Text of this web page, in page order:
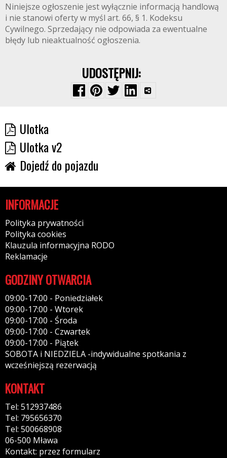
Niniejsze ogłoszenie jest wyłącznie informacją handlową
i nie stanowi oferty w myśl art. 66, § 1. Kodeksu
Cywilnego. Sprzedający nie odpowiada za ewentualne
błędy lub nieaktualność ogłoszenia.
UDOSTĘPNIJ:
Ulotka
Ulotka v2
Dojedź do pojazdu
INFORMACJE
Polityka prywatności
Polityka cookies
Klauzula informacyjna RODO
Reklamacje
GODZINY OTWARCIA
09:00-17:00 - Poniedziałek
09:00-17:00 - Wtorek
09:00-17:00 - Środa
09:00-17:00 - Czwartek
09:00-17:00 - Piątek
SOBOTA i NIEDZIELA -indywidualne spotkania z
wcześniejszą rezerwacją
KONTAKT
Tel: 512937486
Tel: 795656370
Tel: 500668908
06-500 Mława
Kontakt: przez formularz